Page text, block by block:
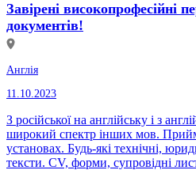
Завірені високопрофесійні
документів!
Англія
11.10.2023
З російської на англійську і з
широкий спектр інших мов.
установах. Будь-які технічні,
тексти. СV, форми, супровідні